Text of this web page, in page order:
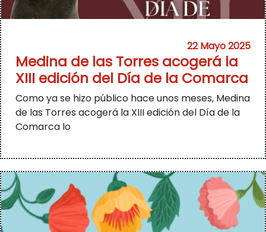
22 Mayo 2025
Medina de las Torres acogerá la
XIII edición del Día de la Comarca
Como ya se hizo público hace unos meses, Medina
de las Torres acogerá la XIII edición del Día de la
Comarca lo